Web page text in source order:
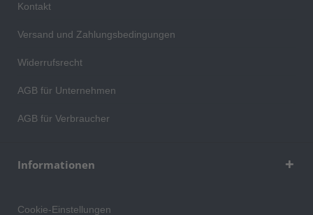
Kontakt
Versand und Zahlungsbedingungen
Widerrufsrecht
AGB für Unternehmen
AGB für Verbraucher
Informationen
Cookie-Einstellungen